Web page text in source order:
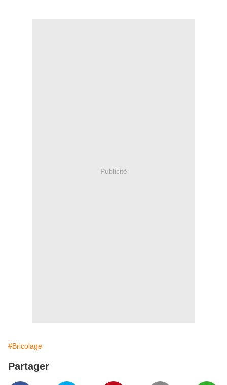
Publicité
#Bricolage
Partager